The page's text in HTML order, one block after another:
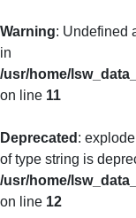
Warning: Undefined
in
/usr/home/
on line 11
Deprecated :
of type string is
/usr/home/
on line 12